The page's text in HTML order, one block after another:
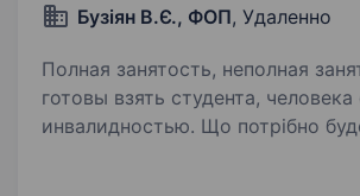
Бузіян В.Є., ФОП, Удаленно
Полная занятость, неполная
готовы взять студента, человека
инвалидностью. Що потрібно буде робити:
клієнтів (з сайту Інтернет